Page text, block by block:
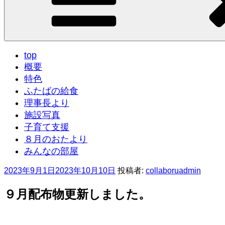
top
概要
特色
ふたばの給食
理事長より
施設写真
子育て支援
８月のおたより
みんなの部屋
投
日:
2023年9月1日 2023年10月10日 投稿者: collaboruadmin
９月配布物更新しました。